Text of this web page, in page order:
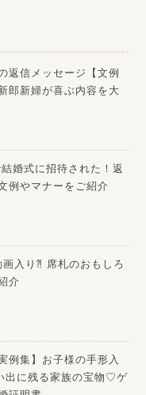
返信メッセージ【文例
郎新婦が喜ぶ内容を大
婚式に招待された！返
例やマナーをご紹介
入り⁈ 席札のおもしろ
介
例集】お子様の手形入
出に残る家族の宝物♡ゲ